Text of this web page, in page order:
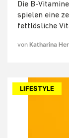
Die B-
spielen eine
fettlösliche
von Katharina
LIFESTYLE